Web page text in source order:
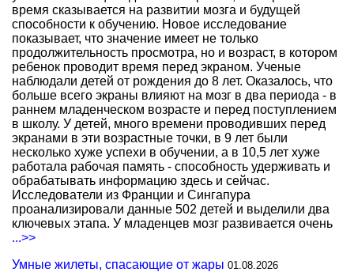
время сказывается на развитии мозга и будущей
способности к обучению. Новое исследование
показывает, что значение имеет не только
продолжительность просмотра, но и возраст, в котором
ребенок проводит время перед экраном. Ученые
наблюдали детей от рождения до 8 лет. Оказалось, что
больше всего экраны влияют на мозг в два периода - в
раннем младенческом возрасте и перед поступлением
в школу. У детей, много времени проводивших перед
экранами в эти возрастные точки, в 9 лет были
несколько хуже успехи в обучении, а в 10,5 лет хуже
работала рабочая память - способность удерживать и
обрабатывать информацию здесь и сейчас.
Исследователи из Франции и Сингапура
проанализировали данные 502 детей и выделили два
ключевых этапа. У младенцев мозг развивается очень
...>>
Умные жилеты, спасающие от жары 01.08.2026